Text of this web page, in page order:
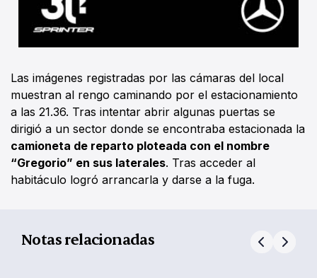
Las imágenes registradas por las cámaras del local
muestran al rengo caminando por el estacionamiento
a las 21.36. Tras intentar abrir algunas puertas se
dirigió a un sector donde se encontraba estacionada la
camioneta de reparto ploteada con el nombre
“Gregorio” en sus laterales. Tras acceder al
habitáculo logró arrancarla y darse a la fuga.
Notas relacionadas